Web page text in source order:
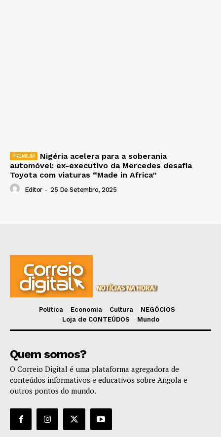
Nigéria acelera para a soberania
automóvel: ex-executivo da Mercedes desafia
Toyota com viaturas “Made in Africa”
Editor - 25 De Setembro, 2025
Política Economia Cultura
NEGÓCIOS
Loja de CONTEÚDOS
Mundo
Quem somos?
O Correio Digital é uma plataforma agregadora de
conteúdos informativos e educativos sobre Angola e
outros pontos do mundo.